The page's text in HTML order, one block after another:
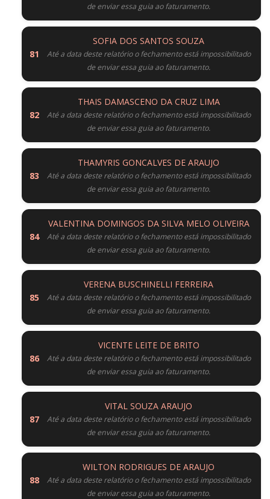
de enviar essa guia ao faturamento.
SOFIA DOS SANTOS SOUZA
Até a data deste relatório o fechamento está impossibilitado
de enviar essa guia ao faturamento.
THAIS DAMASCENO DA CRUZ LIMA
Até a data deste relatório o fechamento está impossibilitado
de enviar essa guia ao faturamento.
THAMYRIS GONCALVES DE ARAUJO
Até a data deste relatório o fechamento está impossibilitado
de enviar essa guia ao faturamento.
VALENTINA DOMINGOS DA SILVA MELO OLIVEIRA
Até a data deste relatório o fechamento está impossibilitado
de enviar essa guia ao faturamento.
VERENA BUSCHINELLI FERREIRA
Até a data deste relatório o fechamento está impossibilitado
de enviar essa guia ao faturamento.
VICENTE LEITE DE BRITO
Até a data deste relatório o fechamento está impossibilitado
de enviar essa guia ao faturamento.
VITAL SOUZA ARAUJO
Até a data deste relatório o fechamento está impossibilitado
de enviar essa guia ao faturamento.
WILTON RODRIGUES DE ARAUJO
Até a data deste relatório o fechamento está impossibilitado
de enviar essa guia ao faturamento.